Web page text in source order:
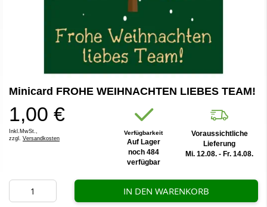
Anfang
Bildergalerie
springen
Minicard FROHE WEIHNACHTEN LIEBES TEAM!
1,00 €
Inkl.MwSt.,
zzgl. Versandkosten
Verfügbarkeit
Auf Lager
noch 484
verfügbar
Voraussichtliche
Lieferung
Mi. 12.08. - Fr. 14.08.
IN DEN WARENKORB